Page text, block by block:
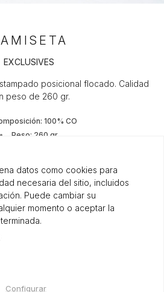
EXCLUSIVES
posicional flocado. Calidad
peso de 260 gr.
100% CO
Peso: 260 gr
20,00 €
datos como cookies para
necesaria del sitio, incluidos
Puede cambiar su
momento o aceptar la
Configurar